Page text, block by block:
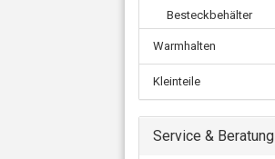
Besteckbehälter
Warmhalten
Kleinteile
Service & Beratung